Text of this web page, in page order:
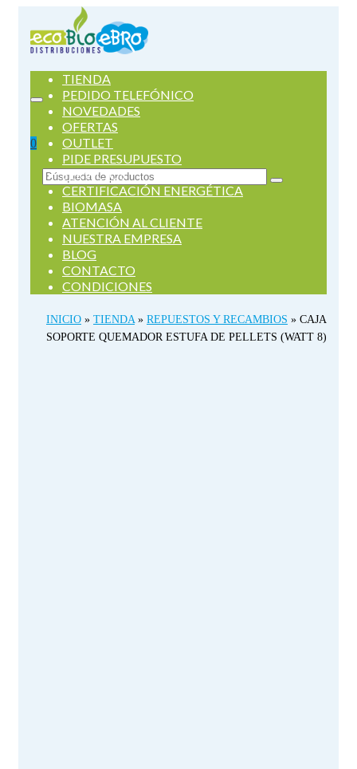
0
Buscar
por:
TIENDA
PEDIDO TELEFÓNICO
NOVEDADES
OFERTAS
OUTLET
PIDE PRESUPUESTO
SERVICIOS
CERTIFICACIÓN ENERGÉTICA
BIOMASA
ATENCIÓN AL CLIENTE
NUESTRA EMPRESA
BLOG
CONTACTO
CONDICIONES
INICIO » TIENDA » REPUESTOS Y RECAMBIOS » CAJA
SOPORTE QUEMADOR ESTUFA DE PELLETS (WATT 8)